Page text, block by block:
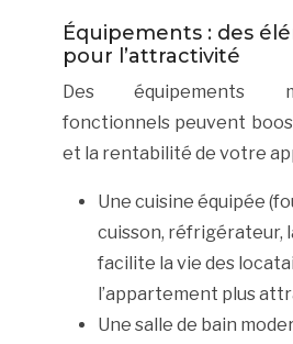
Équipements : des
pour l’attractivité
Des équipements
fonctionnels peuvent
et la rentabilité de votre
Une cuisine équipée
cuisson, réfrigérateur,
facilite la vie des
l’appartement plus
Une salle de bain